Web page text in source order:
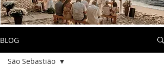
BLOG
São Sebastião